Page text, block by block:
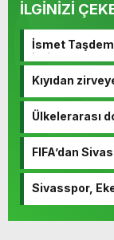
İLGİNİZİ
İsmet
istiyoruz”
Kıyıdan
Ülkelerarası
FIFA’dan
Sivasspor,